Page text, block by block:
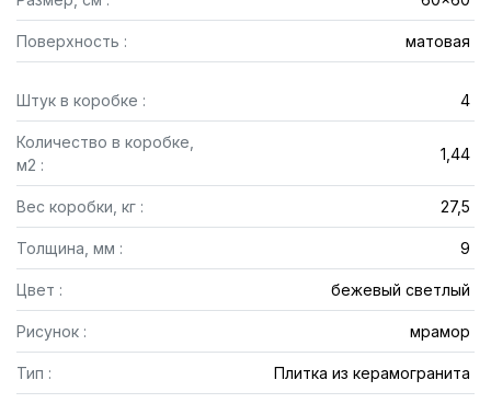
Поверхность : матовая
Штук в коробке : 4
Количество в коробке,
м2 :
1,44
Вес коробки, кг : 27,5
Толщина, мм : 9
Цвет : бежевый светлый
Рисунок : мрамор
Тип : Плитка из керамогранита